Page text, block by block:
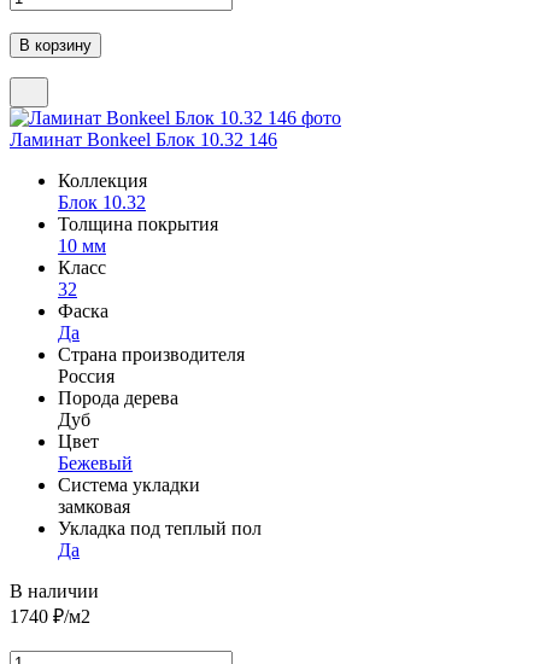
Ламинат Bonkeel Блок 10.32 146
Коллекция
Блок 10.32
Толщина покрытия
10 мм
Класс
32
Фаска
Да
Страна производителя
Россия
Порода дерева
Дуб
Цвет
Бежевый
Система укладки
замковая
Укладка под теплый пол
Да
В наличии
1740 ₽/м2